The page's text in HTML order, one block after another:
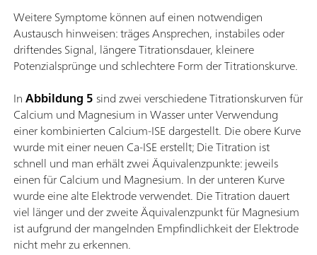
Weitere Symptome können auf einen notwendigen
Austausch hinweisen: träges Ansprechen, instabiles oder
driftendes Signal, längere Titrationsdauer, kleinere
Potenzialsprünge und schlechtere Form der Titrationskurve.
InAbbildung 5sind zwei verschiedene Titrationskurven für
Calcium und Magnesium in Wasser unter Verwendung
einer kombinierten Calcium-ISE dargestellt. Die obere Kurve
wurde mit einer neuen Ca-ISE erstellt; Die Titration ist
schnell und man erhält zwei Äquivalenzpunkte: jeweils
einen für Calcium und Magnesium. In der unteren Kurve
wurde eine alte Elektrode verwendet. Die Titration dauert
viel länger und der zweite Äquivalenzpunkt für Magnesium
ist aufgrund der mangelnden Empfindlichkeit der Elektrode
nicht mehr zu erkennen.